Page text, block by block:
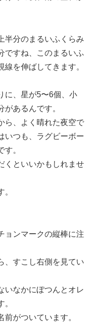
半分のまるいふくらみ
ですね、このまるいふ
線を伸ばしてきます。
に、星が5〜6個、小
あるんです。
ら、よく晴れた夜空で
いつも、ラグビーボー
。
くといいかもしれませ
ョンマークの縦棒に注
、すこし右側を見てい
いなかにぽつんとオレ
がついています。